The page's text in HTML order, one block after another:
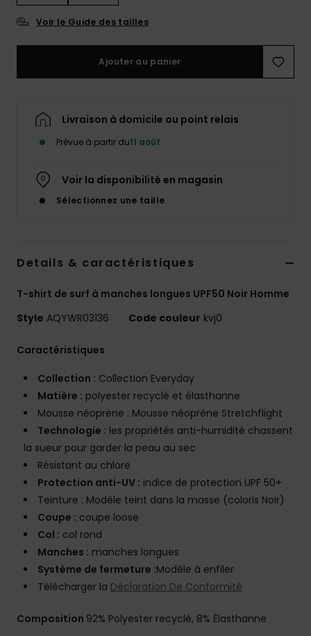
Voir le Guide des tailles
Ajouter au panier
Livraison à domicile ou point relais
Prévue à partir du11 août
Voir la disponibilité en magasin
Sélectionnez une taille
Details & caractéristiques
T-shirt de surf à manches longues UPF50 Noir Homme
Style AQYWR03136 Code couleur kvj0
Caractéristiques
Collection : Collection Everyday
Matière : polyester recyclé et élasthanne
Mousse néoprène : Mousse néoprène Stretchflight
Technologie : les propriétés anti-humidité chassent
la sueur pour garder la peau au sec
Résistant au chlore
Protection anti-UV : indice de protection UPF 50+
Teinture : Modèle teint dans la masse (coloris Noir)
Coupe : coupe loose
Col : col rond
Manches : manches longues
Système de fermeture :Modèle à enfiler
Télécharger la Déclaration De Conformité
Composition 92% Polyester recyclé, 8% Élasthanne